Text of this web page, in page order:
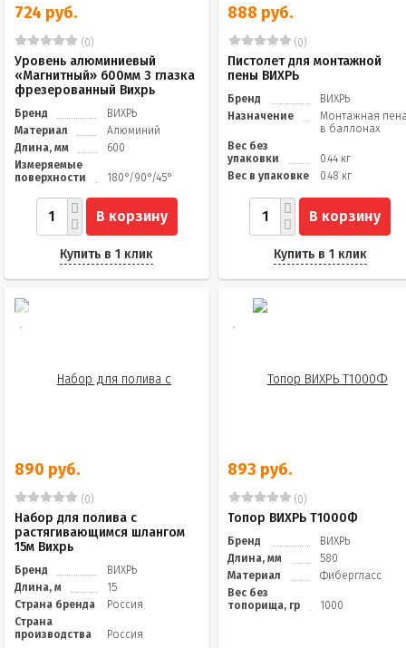
724 руб.
(0)
Уровень алюминиевый
«Магнитный» 600мм 3 глазка
фрезерованный Вихрь
Бренд
ВИХРЬ
Материал
Алюминий
Длина, мм
600
Измеряемые
поверхности
180°/90°/45°
В корзину
Купить в 1 клик
888 руб.
(0)
Пистолет для монтажной
пены ВИХРЬ
Бренд
ВИХРЬ
Назначение
Монтажная
в баллонах
Вес без
упаковки
0.44 кг
Вес в упаковке
0.48 кг
В корзину
Купить в 1 клик
890 руб.
(0)
Набор для полива с
растягивающимся шлангом
15м Вихрь
Бренд
ВИХРЬ
Длина, м
15
Страна бренда
Россия
Страна
производства
Россия
893 руб.
(0)
Топор ВИХРЬ Т1000Ф
Бренд
ВИХРЬ
Длина, мм
580
Материал
Фибергласс
Вес без
топорища, гр
1000